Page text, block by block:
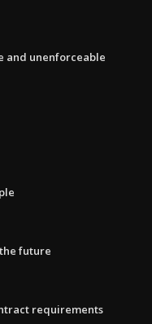
and unenforceable
future
requirements